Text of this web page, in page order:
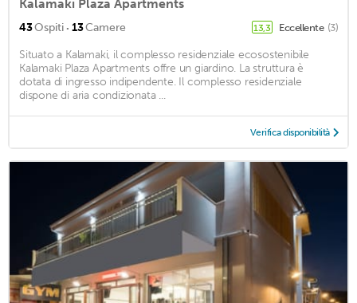
Kalamaki Plaza Apartments
43Ospiti · 13Camere 13,3 Eccellente (3)
Situato a Kalamaki, il complesso residenziale ecosostenibile
Kalamaki Plaza Apartments offre un giardino. La struttura è
dotata di ingresso indipendente. Il complesso residenziale
dispone di aria condizionata ...
Verifica disponibilità